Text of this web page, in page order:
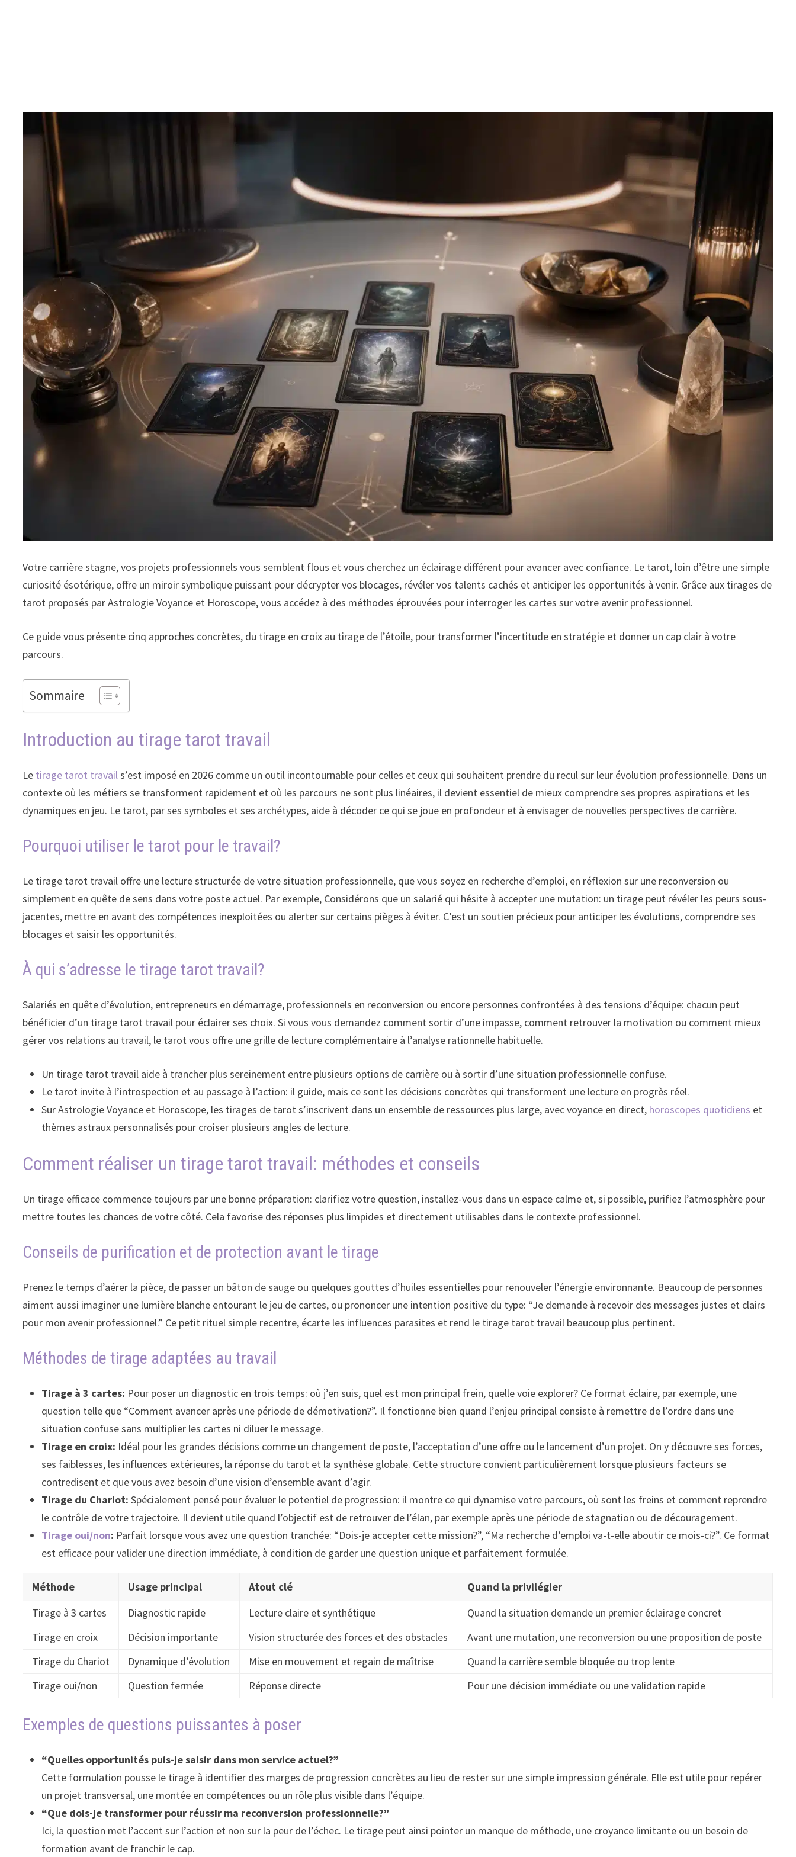
Votre carrière stagne, vos projets professionnels vous semblent flous et vous cherchez un éclairage différent pour avancer avec confiance. Le tarot, loin d’être une simple
curiosité ésotérique, offre un miroir symbolique puissant pour décrypter vos blocages, révéler vos talents cachés et anticiper les opportunités à venir. Grâce aux tirages de
tarot proposés par Astrologie Voyance et Horoscope, vous accédez à des méthodes éprouvées pour interroger les cartes sur votre avenir professionnel.
Ce guide vous présente cinq approches concrètes, du tirage en croix au tirage de l’étoile, pour transformer l’incertitude en stratégie et donner un cap clair à votre
parcours.
Sommaire
Introduction au tirage tarot travail
Le tirage tarot travails’est imposé en 2026 comme un outil incontournable pour celles et ceux qui souhaitent prendre du recul sur leur évolution professionnelle. Dans un
contexte où les métiers se transforment rapidement et où les parcours ne sont plus linéaires, il devient essentiel de mieux comprendre ses propres aspirations et les
dynamiques en jeu. Le tarot, par ses symboles et ses archétypes, aide à décoder ce qui se joue en profondeur et à envisager de nouvelles perspectives de carrière.
Pourquoi utiliser le tarot pour le travail?
Le tirage tarot travail offre une lecture structurée de votre situation professionnelle, que vous soyez en recherche d’emploi, en réflexion sur une reconversion ou
simplement en quête de sens dans votre poste actuel. Par exemple, Considérons que un salarié qui hésite à accepter une mutation: un tirage peut révéler les peurs sous-
jacentes, mettre en avant des compétences inexploitées ou alerter sur certains pièges à éviter. C’est un soutien précieux pour anticiper les évolutions, comprendre ses
blocages et saisir les opportunités.
À qui s’adresse le tirage tarot travail?
Salariés en quête d’évolution, entrepreneurs en démarrage, professionnels en reconversion ou encore personnes confrontées à des tensions d’équipe: chacun peut
bénéficier d’un tirage tarot travail pour éclairer ses choix. Si vous vous demandez comment sortir d’une impasse, comment retrouver la motivation ou comment mieux
gérer vos relations au travail, le tarot vous offre une grille de lecture complémentaire à l’analyse rationnelle habituelle.
Un tirage tarot travail aide à trancher plus sereinement entre plusieurs options de carrière ou à sortir d’une situation professionnelle confuse.
Le tarot invite à l’introspection et au passage à l’action: il guide, mais ce sont les décisions concrètes qui transforment une lecture en progrès réel.
Sur Astrologie Voyance et Horoscope, les tirages de tarot s’inscrivent dans un ensemble de ressources plus large, avec voyance en direct, horoscopes quotidiens et
thèmes astraux personnalisés pour croiser plusieurs angles de lecture.
Comment réaliser un tirage tarot travail: méthodes et conseils
Un tirage efficace commence toujours par une bonne préparation: clarifiez votre question, installez-vous dans un espace calme et, si possible, purifiez l’atmosphère pour
mettre toutes les chances de votre côté. Cela favorise des réponses plus limpides et directement utilisables dans le contexte professionnel.
Conseils de purification et de protection avant le tirage
Prenez le temps d’aérer la pièce, de passer un bâton de sauge ou quelques gouttes d’huiles essentielles pour renouveler l’énergie environnante. Beaucoup de personnes
aiment aussi imaginer une lumière blanche entourant le jeu de cartes, ou prononcer une intention positive du type: “Je demande à recevoir des messages justes et clairs
pour mon avenir professionnel.” Ce petit rituel simple recentre, écarte les influences parasites et rend le tirage tarot travail beaucoup plus pertinent.
Méthodes de tirage adaptées au travail
Tirage à 3 cartes: Pour poser un diagnostic en trois temps: où j’en suis, quel est mon principal frein, quelle voie explorer? Ce format éclaire, par exemple, une
question telle que “Comment avancer après une période de démotivation?”. Il fonctionne bien quand l’enjeu principal consiste à remettre de l’ordre dans une
situation confuse sans multiplier les cartes ni diluer le message.
Tirage en croix: Idéal pour les grandes décisions comme un changement de poste, l’acceptation d’une offre ou le lancement d’un projet. On y découvre ses forces,
ses faiblesses, les influences extérieures, la réponse du tarot et la synthèse globale. Cette structure convient particulièrement lorsque plusieurs facteurs se
contredisent et que vous avez besoin d’une vision d’ensemble avant d’agir.
Tirage du Chariot: Spécialement pensé pour évaluer le potentiel de progression: il montre ce qui dynamise votre parcours, où sont les freins et comment reprendre
le contrôle de votre trajectoire. Il devient utile quand l’objectif est de retrouver de l’élan, par exemple après une période de stagnation ou de découragement.
Tirage oui/non: Parfait lorsque vous avez une question tranchée: “Dois-je accepter cette mission?”, “Ma recherche d’emploi va-t-elle aboutir ce mois-ci?”. Ce format
est efficace pour valider une direction immédiate, à condition de garder une question unique et parfaitement formulée.
Méthode Usage principal Atout clé
Quand la privilégier
Tirage à 3 cartes
Diagnostic rapide Lecture claire et synthétique
Quand la situation demande un premier éclairage concret
Tirage en croix
Décision importante Vision structurée des forces et des obstacles
Avant une mutation, une reconversion ou une proposition de poste
Tirage du Chariot
Dynamique d’évolution Mise en mouvement et regain de maîtrise
Quand la carrière semble bloquée ou trop lente
Tirage oui/non
Question fermée Réponse directe Pour une décision immédiate ou une validation rapide
Exemples de questions puissantes à poser
“Quelles opportunités puis-je saisir dans mon service actuel?”
Cette formulation pousse le tirage à identifier des marges de progression concrètes au lieu de rester sur une simple impression générale. Elle est utile pour repérer
un projet transversal, une montée en compétences ou un rôle plus visible dans l’équipe.
“Que dois-je transformer pour réussir ma reconversion professionnelle?”
Ici, la question met l’accent sur l’action et non sur la peur de l’échec. Le tirage peut ainsi pointer un manque de méthode, une croyance limitante ou un besoin de
formation avant de franchir le cap.